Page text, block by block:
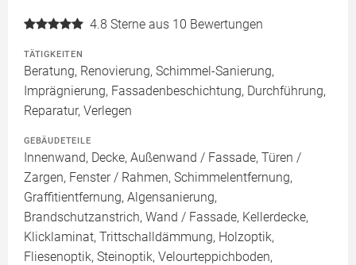
4.8 Sterne aus 10 Bewertungen
TÄTIGKEITEN
Beratung, Renovierung, Schimmel-Sanierung,
Imprägnierung, Fassadenbeschichtung, Durchführung,
Reparatur, Verlegen
GEBÄUDETEILE
Innenwand, Decke, Außenwand / Fassade, Türen /
Zargen, Fenster / Rahmen, Schimmelentfernung,
Graffitientfernung, Algensanierung,
Brandschutzanstrich, Wand / Fassade, Kellerdecke,
Klicklaminat, Trittschalldämmung, Holzoptik,
Fliesenoptik, Steinoptik, Velourteppichboden,